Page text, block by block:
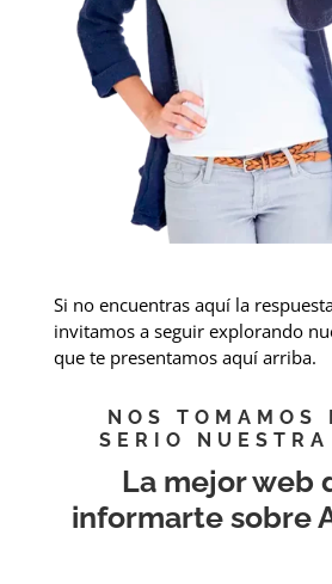
Si no encuentras aquí la
invitamos a seguir explorando
que te presentamos aquí arriba.
NOS TOMAMOS
SERIO
La mejor web
informarte sobre